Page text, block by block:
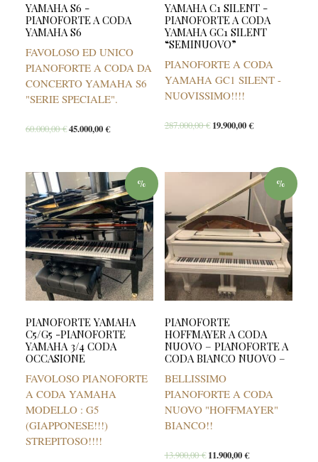
YAMAHA S6 -
PIANOFORTE A CODA
YAMAHA S6
FAVOLOSO ED UNICO
PIANOFORTE A CODA DA
CONCERTO YAMAHA S6
"SERIE SPECIALE".
60.000,00€45.000,00€
YAMAHA C1 SILENT -
PIANOFORTE A CODA
YAMAHA GC1 SILENT
“SEMINUOVO”
PIANOFORTE A CODA
YAMAHA GC1 SILENT -
NUOVISSIMO!!!!
287.000,00€ 19.900,00€
%
PIANOFORTE YAMAHA
C5/G5 -PIANOFORTE
YAMAHA 3/4 CODA
OCCASIONE
FAVOLOSO PIANOFORTE
A CODA YAMAHA
MODELLO : G5
(GIAPPONESE!!!)
STREPITOSO!!!!
%
PIANOFORTE
HOFFMAYER A CODA
NUOVO – PIANOFORTE A
CODA BIANCO NUOVO –
BELLISSIMO
PIANOFORTE A CODA
NUOVO "HOFFMAYER"
BIANCO!!
13.900,00€ 11.900,00€